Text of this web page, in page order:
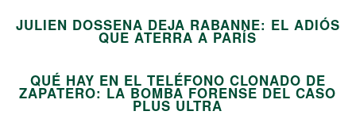
JULIEN DOSSENA DEJA RABANNE: EL ADIÓS
QUE ATERRA A PARÍS
QUÉ HAY EN EL TELÉFONO CLONADO DE
ZAPATERO: LA BOMBA FORENSE DEL CASO
PLUS ULTRA